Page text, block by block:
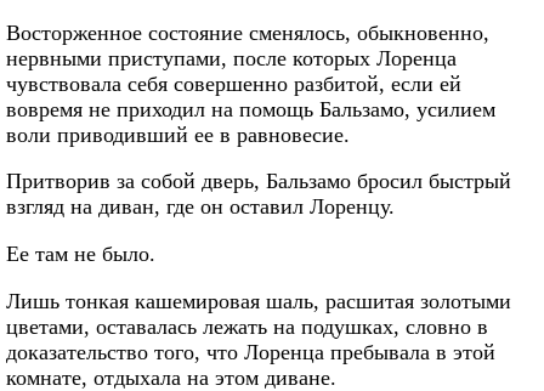
Восторженное состояние сменялось, обыкновенно,
нервными приступами, после которых Лоренца
чувствовала себя совершенно разбитой, если ей
вовремя не приходил на помощь Бальзамо, усилием
воли приводивший ее в равновесие.
Притворив за собой дверь, Бальзамо бросил быстрый
взгляд на диван, где он оставил Лоренцу.
Ее там не было.
Лишь тонкая кашемировая шаль, расшитая золотыми
цветами, оставалась лежать на подушках, словно в
доказательство того, что Лоренца пребывала в этой
комнате, отдыхала на этом диване.